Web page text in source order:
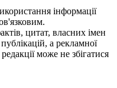
iнформацiї
цитат, власних імен
а рекламної
може не збiгатися